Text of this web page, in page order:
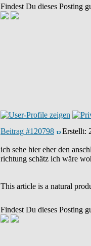
Findest Du dieses Posting
Beitrag #120798 Erstellt:
ich sehe hier eher den
richtung schätz ich wäre
This article is a natural
Findest Du dieses Posting